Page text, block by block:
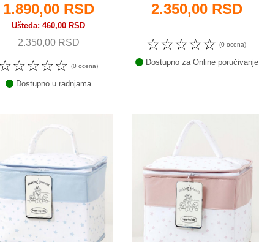
1.890,00 RSD
Ušteda 460,00 RSD
2.350,00 RSD
☆
☆
☆
☆ (0 ocena)
Dostupno u radnjama
2.350,00 RSD
☆
☆
☆
☆
☆ (0 ocena)
Dostupno za Online poručivanje